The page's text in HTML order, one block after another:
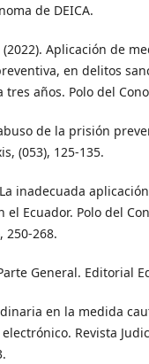
de DEICA.
(2022). Aplicación de
en delitos
años. Polo del
de la prisión
(053), 125-135.
inadecuada
Ecuador. Polo del
250-268.
General. Editorial
en la medida
Revista